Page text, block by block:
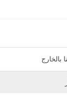
بالخارج